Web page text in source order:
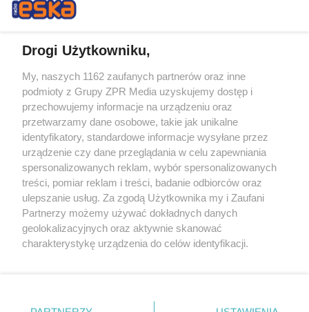
Żaden utwór zamieszczony w serwisie nie może być powielany i
rozpowszechniany lub dalej rozpowszechniany w jakikolwiek sposób (w
tym także elektroniczny lub mechaniczny) na jakimkolwiek polu
eksploatacji w jakiejkolwiek formie, włącznie z umieszczaniem w
Internecie bez pisemnej zgody właściciela praw. Jakiekolwiek użycie lub
wykorzystanie utworów w całości lub w części z naruszeniem prawa,
tzn. bez właściwej zgody, jest zabronione pod groźbą kary i może być
ścigane prawnie.
Drogi Użytkowniku,
My, naszych 1162 zaufanych partnerów oraz inne
podmioty z Grupy ZPR Media uzyskujemy dostęp i
przechowujemy informacje na urządzeniu oraz
przetwarzamy dane osobowe, takie jak unikalne
identyfikatory, standardowe informacje wysyłane przez
urządzenie czy dane przeglądania w celu zapewniania
spersonalizowanych reklam, wybór spersonalizowanych
treści, pomiar reklam i treści, badanie odbiorców oraz
ulepszanie usług. Za zgodą Użytkownika my i Zaufani
Partnerzy możemy używać dokładnych danych
geolokalizacyjnych oraz aktywnie skanować
charakterystykę urządzenia do celów identyfikacji.
zmienić/wycofać klikając przycisk ustawień prywatności